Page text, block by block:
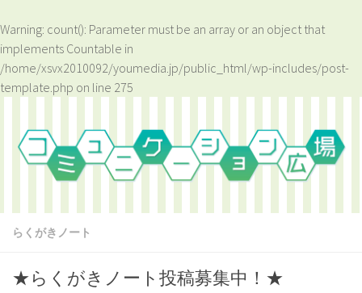
Warning: count(): Parameter must be an array or an object that
implements Countable in
/home/xsvx2010092/youmedia.jp/public_html/wp-includes/post-
template.php on line 275
らくがきノート
★らくがきノート投稿募集中！★